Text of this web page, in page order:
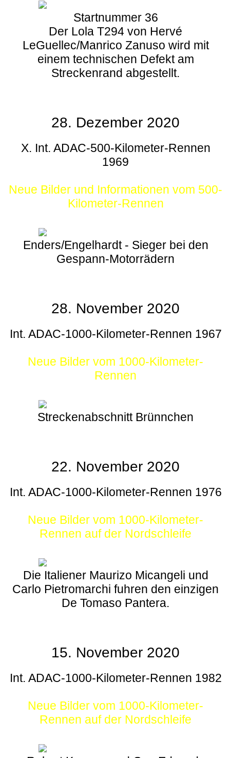
Startnummer 36
Der Lola T294 von Hervé
LeGuellec/Manrico Zanuso wird mit
einem technischen Defekt am
Streckenrand abgestellt.
28. Dezember 2020
X. Int. ADAC-500-Kilometer-Rennen
1969
Neue Bilder und Informationen vom 500-
Kilometer-Rennen
Enders/Engelhardt - Sieger bei den
Gespann-Motorrädern
28. November 2020
Int. ADAC-1000-Kilometer-Rennen 1967
Neue Bilder vom 1000-Kilometer-
Rennen
Streckenabschnitt Brünnchen
22. November 2020
Int. ADAC-1000-Kilometer-Rennen 1976
Neue Bilder vom 1000-Kilometer-
Rennen auf der Nordschleife
Die Italiener Maurizo Micangeli und
Carlo Pietromarchi fuhren den einzigen
De Tomaso Pantera.
15. November 2020
Int. ADAC-1000-Kilometer-Rennen 1982
Neue Bilder vom 1000-Kilometer-
Rennen auf der Nordschleife